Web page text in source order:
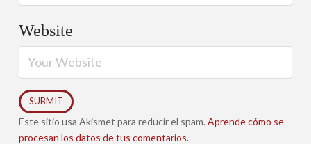
Website
Este sitio usa Akismet para reducir el spam. Aprende cómo se
procesan los datos de tus comentarios.